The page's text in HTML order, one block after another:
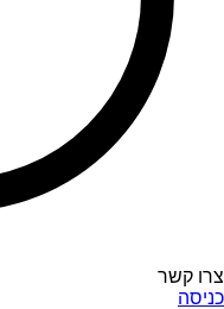
צרו קשר
כניסה